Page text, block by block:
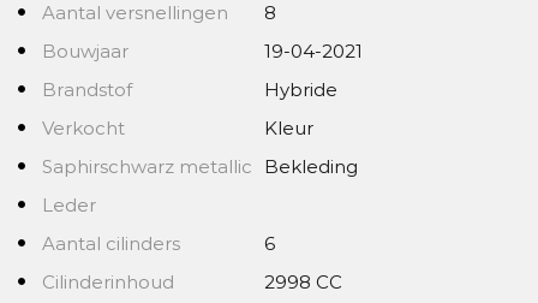
Aantal versnellingen
8
Bouwjaar
19-04-2021
Brandstof
Hybride
Verkocht
Kleur
Saphirschwarz metallic
Bekleding
Leder
Aantal cilinders
6
Cilinderinhoud
2998 CC